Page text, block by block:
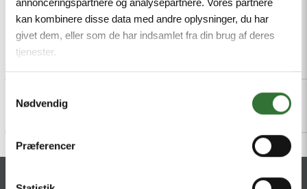
annonceringspartnere og analysepartnere. Vores partnere
kan kombinere disse data med andre oplysninger, du har
givet dem, eller som de har indsamlet fra din brug af deres
tjenester.
Nødvendig
Præferencer
KONTAKT